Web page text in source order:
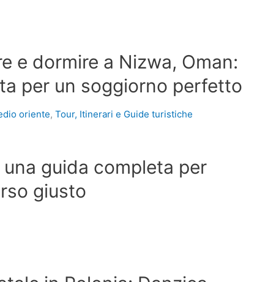
e dormire a Nizwa, Oman:
per un soggiorno perfetto
oriente,Tour, Itinerari e Guide turistiche
guida completa per
giusto